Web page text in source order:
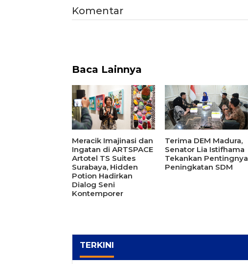
Komentar
Baca Lainnya
Meracik Imajinasi dan
Ingatan di ARTSPACE
Artotel TS Suites
Surabaya, Hidden
Potion Hadirkan
Dialog Seni
Kontemporer
Terima DEM Madura,
Senator Lia Istifhama
Tekankan Pentingnya
Peningkatan SDM
TERKINI